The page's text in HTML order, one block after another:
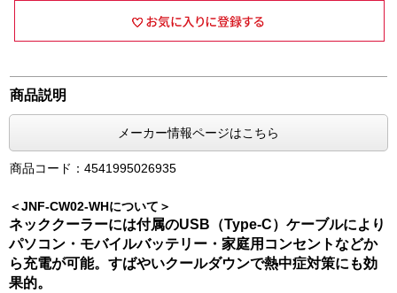
商品説明
メーカー情報ページはこちら
商品コード：4541995026935
＜JNF-CW02-WHについて＞
ネッククーラーには付属のUSB（Type-C）ケーブルにより
パソコン・モバイルバッテリー・家庭用コンセントなどか
ら充電が可能。すばやいクールダウンで熱中症対策にも効
果的。